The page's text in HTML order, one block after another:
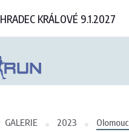
HRADEC KRÁLOVÉ 9.1.2027
GALERIE 2023 Olomouc